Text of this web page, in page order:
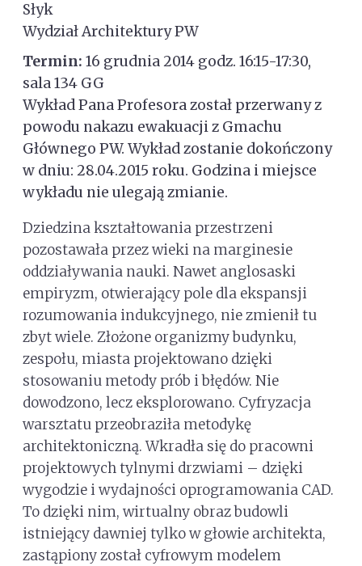
Słyk
Wydział Architektury PW
Termin: 16 grudnia 2014 godz. 16:15-17:30,
sala 134 GG
Wykład Pana Profesora został przerwany z
powodu nakazu ewakuacji z Gmachu
Głównego PW. Wykład zostanie dokończony
w dniu: 28.04.2015 roku. Godzina i miejsce
wykładu nie ulegają zmianie.
Dziedzina kształtowania przestrzeni
pozostawała przez wieki na marginesie
oddziaływania nauki. Nawet anglosaski
empiryzm, otwierający pole dla ekspansji
rozumowania indukcyjnego, nie zmienił tu
zbyt wiele. Złożone organizmy budynku,
zespołu, miasta projektowano dzięki
stosowaniu metody prób i błędów. Nie
dowodzono, lecz eksplorowano. Cyfryzacja
warsztatu przeobraziła metodykę
architektoniczną. Wkradła się do pracowni
projektowych tylnymi drzwiami – dzięki
wygodzie i wydajności oprogramowania CAD.
To dzięki nim, wirtualny obraz budowli
istniejący dawniej tylko w głowie architekta,
zastąpiony został cyfrowym modelem